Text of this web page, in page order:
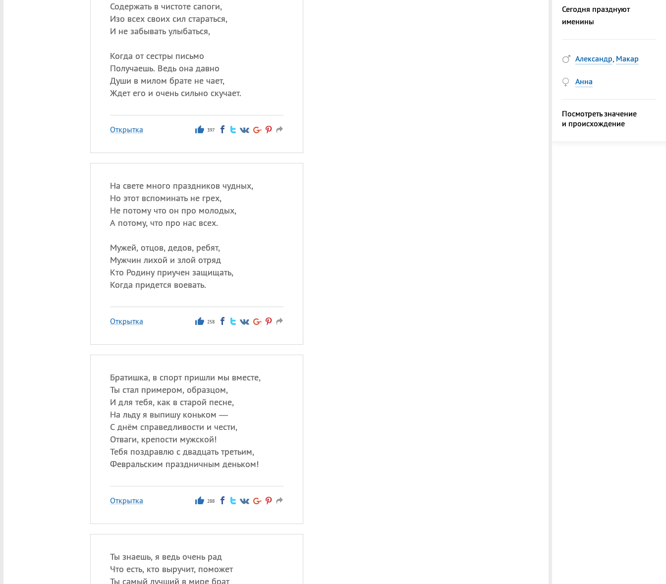
Содержать в чистоте сапоги,
Изо всех своих сил стараться,
И не забывать улыбаться,
Когда от сестры письмо
Получаешь. Ведь она давно
Души в милом брате не чает,
Ждет его и очень сильно скучает.
Открытка 397
На свете много праздников чудных,
Но этот вспоминать не грех,
Не потому что он про молодых,
А потому, что про нас всех.
Мужей, отцов, дедов, ребят,
Мужчин лихой и злой отряд
Кто Родину приучен защищать,
Когда придется воевать.
Открытка 258
Братишка, в спорт пришли мы вместе,
Ты стал примером, образцом,
И для тебя, как в старой песне,
На льду я выпишу коньком —
С днём справедливости и чести,
Отваги, крепости мужской!
Тебя поздравлю с двадцать третьим,
Февральским праздничным деньком!
Открытка 288
Ты знаешь, я ведь очень рад
Что есть, кто выручит, поможет
Ты самый лучший в мире брат
Сегодня празднуют
именины
Александр, Макар
Анна
Посмотреть значение
и происхождение